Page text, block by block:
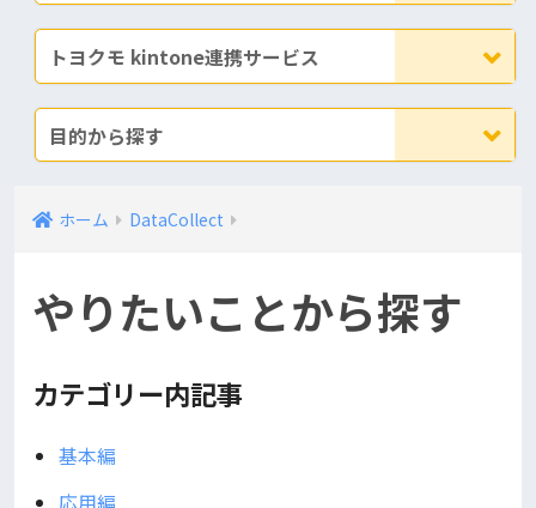
トヨクモ kintone連携サービス
目的から探す
ホーム DataCollect
やりたいことから探す
カテゴリー内記事
基本編